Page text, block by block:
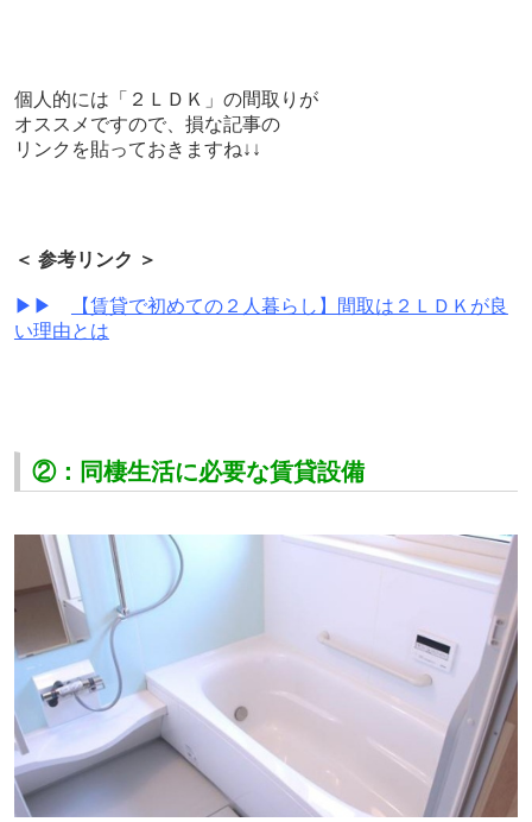
個人的には「２ＬＤＫ」の間取りが
オススメですので、損な記事の
リンクを貼っておきますね↓↓
＜ 参考リンク ＞
▶▶
【賃貸で初めての２人暮らし】間取は２ＬＤＫが良
い理由とは
②：同棲生活に必要な賃貸設備